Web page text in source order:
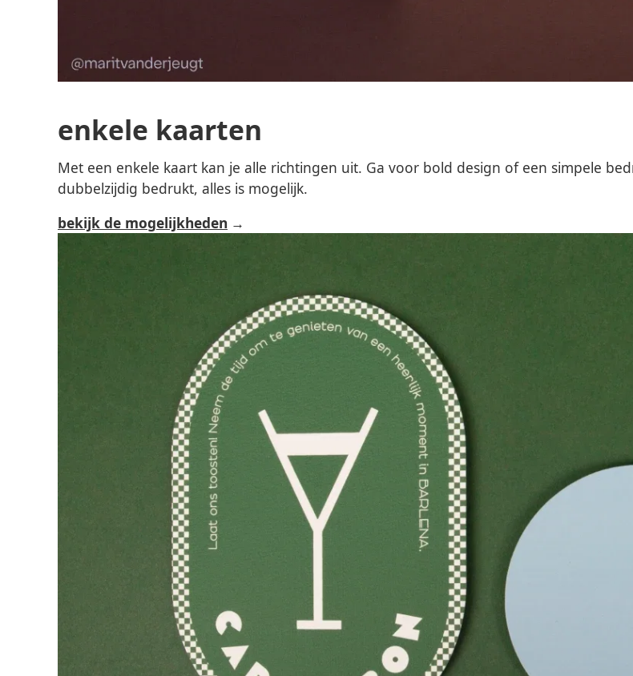
enkele kaarten
Met een enkele kaart kan je alle richtingen uit. Ga voor bold design of een simpele
dubbelzijdig bedrukt, alles is mogelijk.
bekijk de mogelijkheden